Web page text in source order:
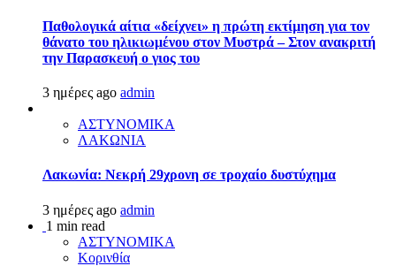
Παθολογικά αίτια «δείχνει» η πρώτη εκτίμηση για τον
θάνατο του ηλικιωμένου στον Μυστρά – Στον ανακριτή
την Παρασκευή ο γιος του
3 ημέρες ago admin
ΑΣΤΥΝΟΜΙΚΑ
ΛΑΚΩΝΙΑ
Λακωνία: Νεκρή 29χρονη σε τροχαίο δυστύχημα
3 ημέρες ago admin
1 min read
ΑΣΤΥΝΟΜΙΚΑ
Κορινθία